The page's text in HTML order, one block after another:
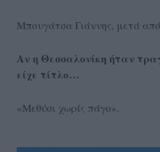
Μπουγάτσα Γιάννης, μετά
Αν η Θεσσαλονίκη ήταν
είχε τίτλο…
«Μεθύσι χωρίς πάγο».